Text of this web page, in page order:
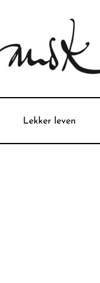
Lekker leven